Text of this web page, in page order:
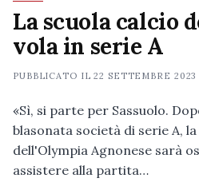
La scuola calcio
vola in serie A
PUBBLICATO IL22 SETTEMBRE 2023
«Sì, si parte per Sassuolo.
blasonata società di serie A,
dell'Olympia Agnonese sarà
assistere alla partita…